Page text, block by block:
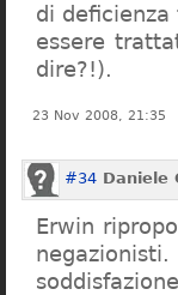
di
essere
dire?!).
23 Nov 2008, 21:35
#34 Daniele
Erwin